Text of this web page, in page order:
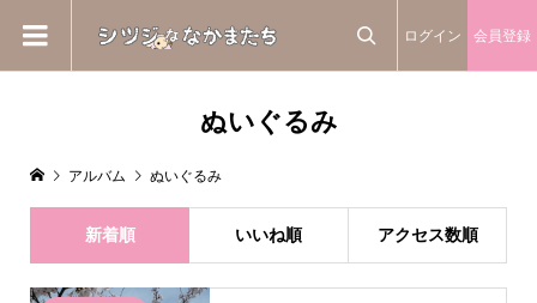
ログイン 会員登録
ぬいぐるみ
アルバム ぬいぐるみ
新着順 いいね順 アクセス数順